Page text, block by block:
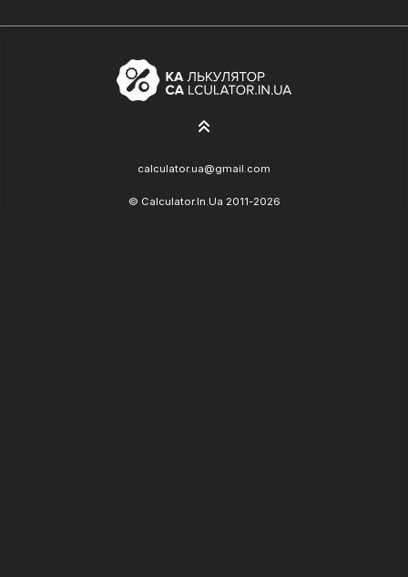
calculator.ua@gmail.com
© Calculator.In.Ua 2011-2026